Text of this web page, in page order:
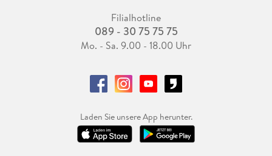
Filialhotline
089 - 30 75 75 75
Mo. - Sa. 9.00 - 18.00 Uhr
Laden Sie unsere App herunter.